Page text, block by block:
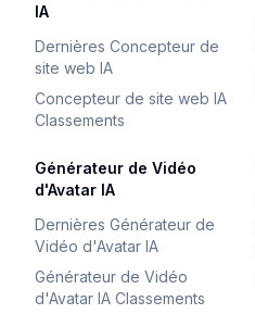
IA
Dernières Concepteur de
site web IA
Concepteur de site web IA
Classements
Générateur de Vidéo
d'Avatar IA
Dernières Générateur de
Vidéo d'Avatar IA
Générateur de Vidéo
d'Avatar IA Classements